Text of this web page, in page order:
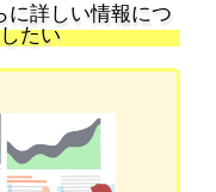
に詳しい情報につ
たい